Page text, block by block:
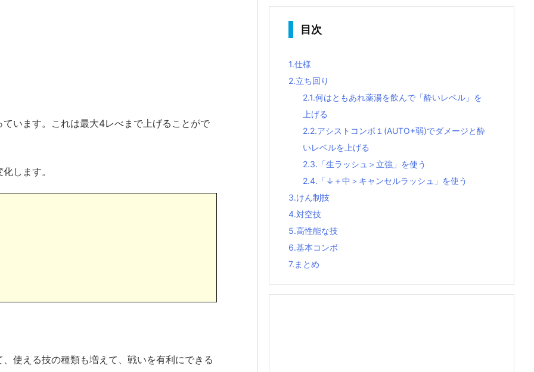
ています。これは最大4レべまで上げることがで
します。
使える技の種類も増えて、戦いを有利にできる
目次
1.仕様
2.立ち回り
2.1.何はともあれ薬湯を飲んで「酔いレベル」を
上げる
2.2.アシストコンボ１(AUTO+弱)でダメージと酔
いレベルを上げる
2.3. 「生ラッシュ＞立強」を使う
2.4. 「↓＋中＞キャンセルラッシュ」を使う
3.けん制技
4.対空技
5.高性能な技
6.基本コンボ
7. まとめ